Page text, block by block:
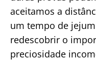
aceitamos a
um tempo de
redescobrir o
preciosidade